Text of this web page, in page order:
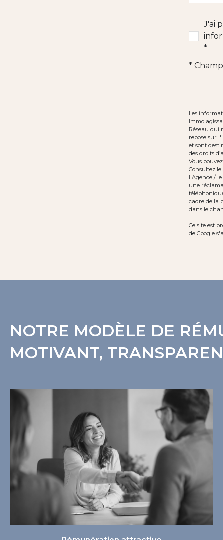
J'ai
*
*
Les
Immo
Réseau qui
repose sur
et sont
des droits
Vous
Consultez
l'Agence / le
une
cadre de la
dans le
Ce site est
de Google
NOTRE MODÈLE DE
MOTIVANT,